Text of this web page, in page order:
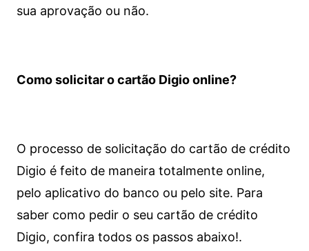
sua aprovação ou não.
Como solicitar o cartão Digio online?
O processo de solicitação do cartão de crédito
Digio é feito de maneira totalmente online,
pelo aplicativo do banco ou pelo site. Para
saber como pedir o seu cartão de crédito
Digio, confira todos os passos abaixo!.